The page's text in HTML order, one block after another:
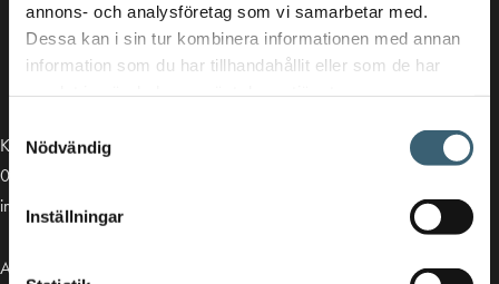
annons- och analysföretag som vi samarbetar med.
Dessa kan i sin tur kombinera informationen med annan
information som du har tillhandahållit eller som de har
Nödvändig
Inställningar
Kontakt
013-39 30 90
info@alvestadtanken.se
Algolgatan 7